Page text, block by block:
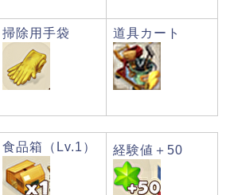
掃除用手袋 道具カート
食品箱（Lv.1） 経験値＋50